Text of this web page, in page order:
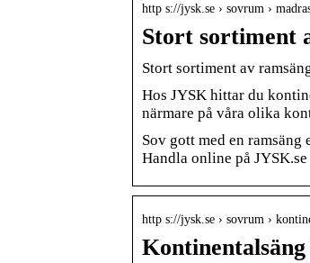
http s://jysk.se › sovrum ›
Stort sortiment
Stort sortiment av
Hos JYSK hittar du
närmare på våra olika
Sov gott med en
Handla online på JYSK.se
http s://jysk.se › sovrum ›